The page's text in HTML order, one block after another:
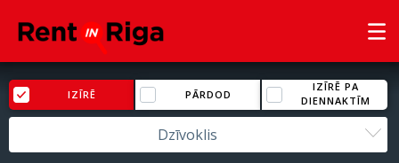
IZĪRĒ PĀRDOD
IZĪRĒ PA
DIENNAKTĪM
Dzīvoklis